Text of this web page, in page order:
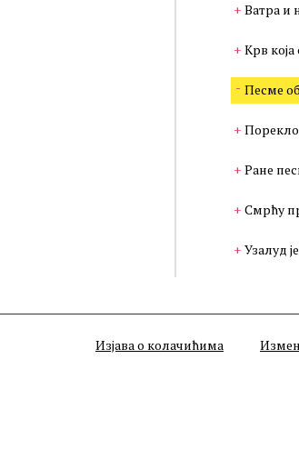
Ватра и
Крв која
Песме
Ране
Смрћу
Узалуд
Изјава о колачићима